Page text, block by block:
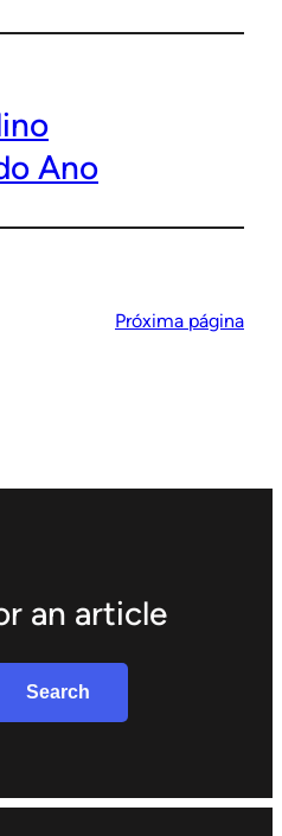
Ano
Próxima página
an article
Search